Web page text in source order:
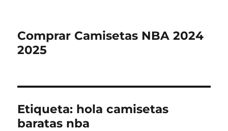
Comprar Camisetas NBA 2024
2025
Etiqueta: hola camisetas
baratas nba